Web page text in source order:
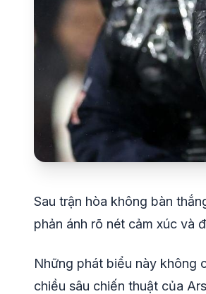
Sau trận hòa không bàn
phản ánh rõ nét cảm xúc và
Những phát biểu này không
chiều sâu chiến thuật của